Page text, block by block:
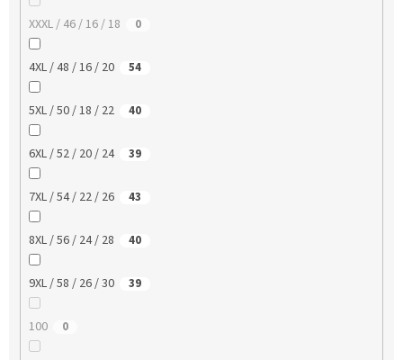
XXXL / 46 / 16 / 18 0
4XL / 48 / 16 / 20 54
5XL / 50 / 18 / 22 40
6XL / 52 / 20 / 24 39
7XL / 54 / 22 / 26 43
8XL / 56 / 24 / 28 40
9XL / 58 / 26 / 30 39
100 0